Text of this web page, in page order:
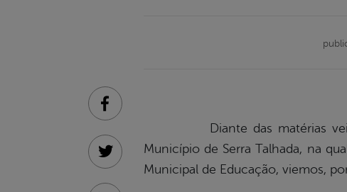
Diante das matérias
Município de Serra Talhada, na
Municipal de Educação, viemos,
Facebook
Twitter